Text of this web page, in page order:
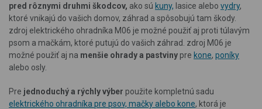
pred rôznymi druhmi škodcov, ako sú kuny, lasice alebo vydry,
ktoré vnikajú do vašich domov, záhrad a spôsobujú tam škody.
zdroj elektrického ohradníka M06 je možné použiť aj proti túlavým
psom a mačkám, ktoré putujú do vašich záhrad. zdroj M06 je
možné použiť aj na menšie ohrady a pastviny pre kone, poníky
alebo osly.
Pre jednoduchý a rýchly výber použite kompletnú sadu
elektrického ohradníka pre psov, mačky alebo kone, ktorá je